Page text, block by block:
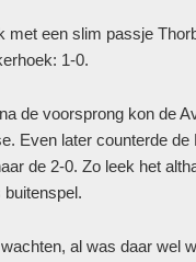
met een slim passje
1-0.
de voorsprong kon de
Even later counterde
de 2-0. Zo leek het
al was daar wel